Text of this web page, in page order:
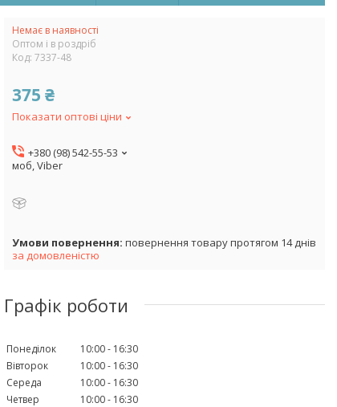
Немає в наявності
Оптом і в роздріб
Код: 7337-48
375 ₴
Показати оптові ціни
+380 (98) 542-55-53
моб, Viber
повернення товару протягом 14 днів
за домовленістю
Графік роботи
Понеділок 10:00
16:30
Вівторок
10:00
16:30
Середа
10:00
16:30
Четвер
10:00
16:30